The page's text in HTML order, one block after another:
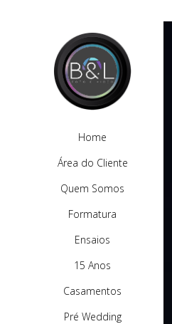
Home
Área do Cliente
Quem Somos
Formatura
Ensaios
15 Anos
Casamentos
Pré Wedding